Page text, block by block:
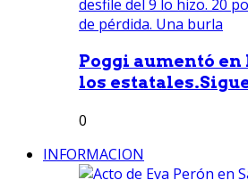
Poggi aumentó
los
0
INFORMACION